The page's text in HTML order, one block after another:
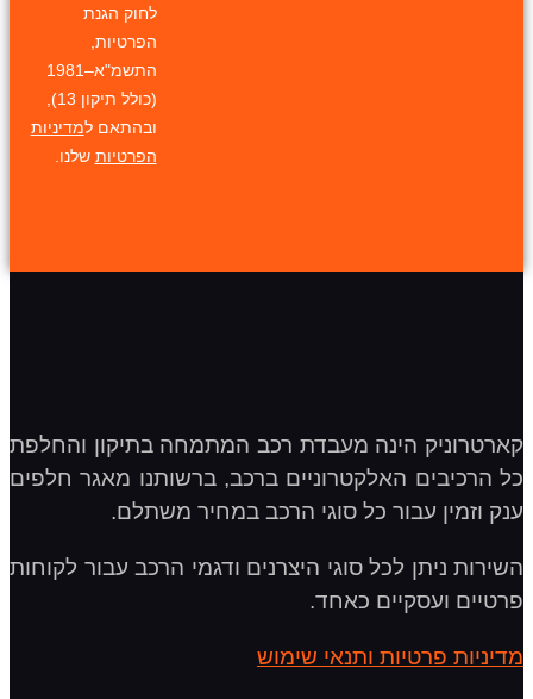
לחוק הגנת
הפרטיות,
התשמ"א–1981
(כולל תיקון 13),
ובהתאם למדיניות
הפרטיות שלנו.
קארטרוניק הינה מעבדת רכב המתמחה בתיקון והחלפת
כל הרכיבים האלקטרוניים ברכב, ברשותנו מאגר חלפים
ענק וזמין עבור כל סוגי הרכב במחיר משתלם.
השירות ניתן לכל סוגי היצרנים ודגמי הרכב עבור לקוחות
פרטיים ועסקיים כאחד.
מדיניות פרטיות ותנאי שימוש